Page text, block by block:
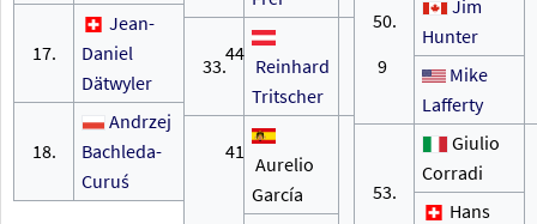
17.
Jean-
Daniel
Dätwyler
44
18.
Andrzej
Bachleda-
Curuś
41
33.
Reinhard
Tritscher
9
Aurelio
García
50.
Jim
Hunter
Mike
Lafferty
53.
Giulio
Corradi
Hans